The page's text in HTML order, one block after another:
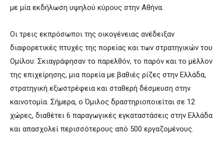
με μία εκδήλωση υψηλού κύρους στην Αθήνα.
Οι τρεις εκπρόσωποι της οικογένειας ανέδειξαν
διαφορετικές πτυχές της πορείας και των στρατηγικών του
Ομίλου: Σκιαγράφησαν το παρελθόν, το παρόν και το μέλλον
της επιχείρησης, μια πορεία με βαθιές ρίζες στην Ελλάδα,
στρατηγική εξωστρέφεια και σταθερή δέσμευση στην
καινοτομία. Σήμερα, ο Όμιλος δραστηριοποιείται σε 12
χώρες, διαθέτει 6 παραγωγικές εγκαταστάσεις στην Ελλάδα
και απασχολεί περισσότερους από 500 εργαζομένους.